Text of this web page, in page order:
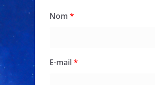
Nom *
E-mail*